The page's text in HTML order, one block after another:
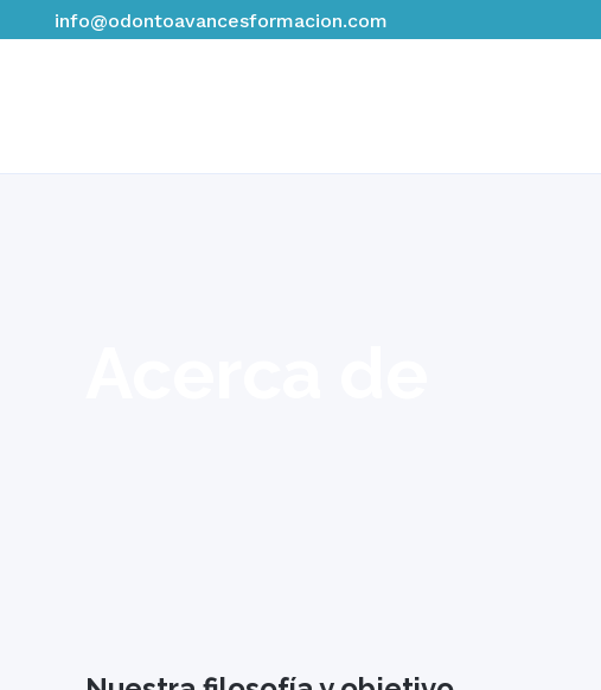
info@odontoavancesformacion.com